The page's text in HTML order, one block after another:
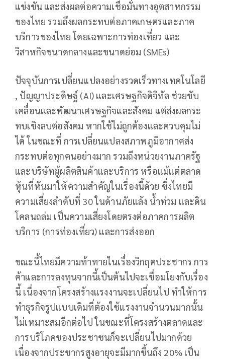
แข่งขัน และส่งผลต่อความเชื่อมั่นทางอุตสาหกรรม
ของไทย รวมถึงผลกระทบต่อภาคเกษตรและภาค
บริการของไทย โดยเฉพาะการท่องเที่ยว และ
วิสาหกิจขนาดกลางและขนาดย่อม (SMEs)
ปัจจุบันการเปลี่ยนแปลงอย่างรวดเร็วทางเทคโนโลยี
, ปัญญาประดิษฐ์ (AI) และเศรษฐกิจดิจิทัล ช่วยขับ
เคลื่อนและพัฒนาเศรษฐกิจและสังคม แต่ส่งผลกระ
ทบเชิงลบต่อสังคม หากใช้ไม่ถูกต้องและควบคุมไม่
ได้ ในขณะที่ การเปลี่ยนแปลงสภาพภูมิอากาศส่ง
กระทบต่อทุกคนอย่างมาก รวมถึงหน่วยงานภาครัฐ
และบริษัทผู้ผลิตสินค้าและบริการ หรือแม้แต่ตลาด
หุ้นที่หันมาให้ความสำคัญในเรื่องนี้ด้วย ซึ่งไทยมี
ความเสี่ยงลำดับที่ 30 ในด้านภัยแล้ง น้ำท่วม และดิน
โคลนถล่ม เป็นความเสี่ยงโดยตรงต่อภาคการผลิต
บริการ (การท่องเที่ยว) และการส่งออก
ขณะนี้ไทยมีความท้าทายในเรื่องวิกฤตประชากร การ
ค้าและการลงทุนจากนี้เป็นต้นไปจะเชื่อมโยงกับเรื่อง
นี้ เนื่องจากโครงสร้างแรงงานจะเปลี่ยนไป ทำให้การ
ทำธุรกิจรูปแบบเดิมที่ต้องใช้แรงงานจำนวนมากนั้น
ไม่เหมาะสมอีกต่อไป ในขณะที่โครงสร้างตลาดและ
การบริโภคของประชาชนก็จะเปลี่ยนไปมากด้วย
เนื่องจากประชากรสูงอายุจะมีมากขึ้นถึง 20% เป็น